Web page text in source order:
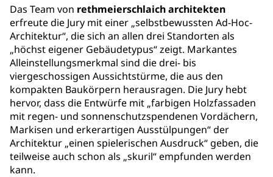
Das Team von rethmeierschlaich architekten
erfreute die Jury mit einer „selbstbewussten Ad-Hoc-
Architektur“, die sich an allen drei Standorten als
„höchst eigener Gebäudetypus“ zeigt. Markantes
Alleinstellungsmerkmal sind die drei- bis
viergeschossigen Aussichtstürme, die aus den
kompakten Baukörpern herausragen. Die Jury hebt
hervor, dass die Entwürfe mit „farbigen Holzfassaden
mit regen- und sonnenschutzspendenen Vordächern,
Markisen und erkerartigen Ausstülpungen“ der
Architektur „einen spielerischen Ausdruck“ geben, die
teilweise auch schon als „skuril“ empfunden werden
kann.